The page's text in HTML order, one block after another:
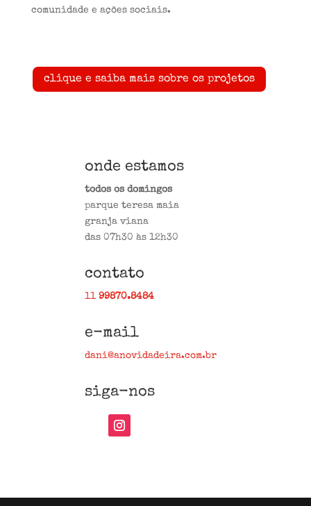
comunidade e ações sociais.
clique e saiba mais sobre os projetos
onde estamos
todos os domingos
parque teresa maia
granja viana
das 07h30 às 12h30
contato
1199870.8484
e-mail
dani@anovidadeira.com.br
siga-nos